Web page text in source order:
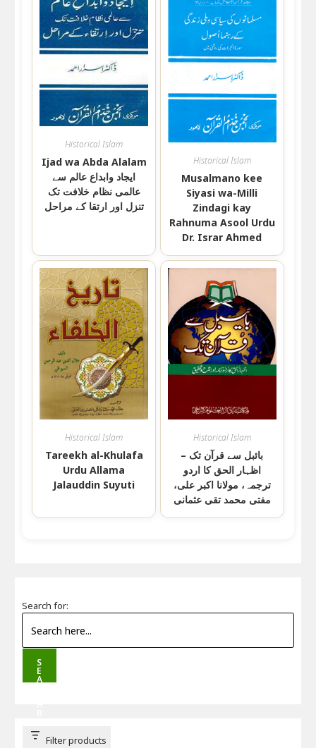
Historical Islam
Ijad wa Abda Alalam
ایجاد وابداع عالم سے
عالمی نظام خلافت تک
تنزل اور ارتقا کے مراحل
Historical Islam
Musalmano kee
Siyasi wa-Milli
Zindagi kay
Rahnuma Asool Urdu
Dr. Israr Ahmed
Historical Islam
Tareekh al-Khulafa
Urdu Allama
Jalauddin Suyuti
Historical Islam
بائبل سے قرآن تک –
اظہار الحق کا اردو
ترجمہ، مولانا اکبر علی،
مفتی محمد تقی عثمانی
Search for:
S
E
A
T
T
Filter products